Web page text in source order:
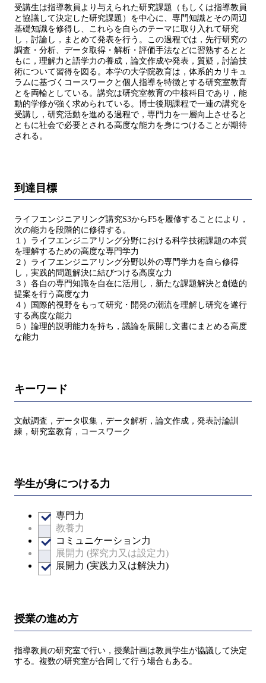
受講生は指導教員より与えられた研究課題（もしくは指導教員
と協議して決定した研究課題）を中心に、専門知識とその周辺
基礎知識を修得し、これらを自らのテーマに取り入れて研究
し，討論し，まとめて発表を行う。この過程では，先行研究の
調査・分析、データ取得・解析・評価手法などに習熟するとと
もに，理解力と語学力の養成，論文作成や発表，質疑，討論技
術について習得を図る。本学の大学院教育は，体系的カリキュ
ラムに基づくコースワークと個人指導を特徴とする研究室教育
とを両輪としている。講究は研究室教育の中核科目であり，能
動的学修が強く求められている。博士後期課程で一連の講究を
受講し，研究活動を進める過程で，専門力を一層向上させると
ともに社会で必要とされる高度な能力を身につけることが期待
される。
到達目標
ライフエンジニアリング講究S3からF5を履修することにより，
次の能力を段階的に修得する。
１）ライフエンジニアリング分野における科学技術課題の本質
を理解するための高度な専門学力
２）ライフエンジニアリング分野以外の専門学力を自ら修得
し，実践的問題解決に結びつける高度な力
３）各自の専門知識を自在に活用し，新たな課題解決と創造的
提案を行う高度な力
４）国際的視野をもって研究・開発の潮流を理解し研究を遂行
する高度な能力
５）論理的説明能力を持ち，議論を展開し文書にまとめる高度
な能力
キーワード
文献調査，データ収集，データ解析，論文作成，発表討論訓
練，研究室教育，コースワーク
学生が身につける力
専門力
教養力
コミュニケーション力
展開力 (探究力又は設定力)
展開力 (実践力又は解決力)
授業の進め方
指導教員の研究室で行い，授業計画は教員学生が協議して決定
する。複数の研究室が合同して行う場合もある。